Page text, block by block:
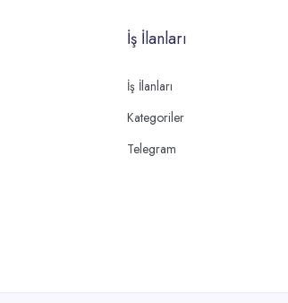
İş İlanları
İş İlanları
Kategoriler
Telegram